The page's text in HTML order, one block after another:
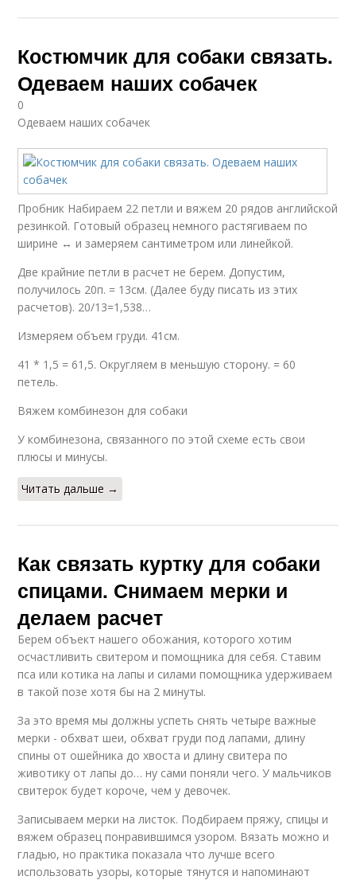
Костюмчик для собаки связать.
Одеваем наших собачек
0
Одеваем наших собачек
Пробник Набираем 22 петли и вяжем 20 рядов английской
резинкой. Готовый образец немного растягиваем по
ширине ↔ и замеряем сантиметром или линейкой.
Две крайние петли в расчет не берем. Допустим,
получилось 20п. = 13см. (Далее буду писать из этих
расчетов). 20/13=1,538…
Измеряем объем груди. 41см.
41 * 1,5 = 61,5. Округляем в меньшую сторону. = 60
петель.
Вяжем комбинезон для собаки
У комбинезона, связанного по этой схеме есть свои
плюсы и минусы.
Читать дальше →
Как связать куртку для собаки
спицами. Снимаем мерки и
делаем расчет
Берем объект нашего обожания, которого хотим
осчастливить свитером и помощника для себя. Ставим
пса или котика на лапы и силами помощника удерживаем
в такой позе хотя бы на 2 минуты.
За это время мы должны успеть снять четыре важные
мерки - обхват шеи, обхват груди под лапами, длину
спины от ошейника до хвоста и длину свитера по
животику от лапы до… ну сами поняли чего. У мальчиков
свитерок будет короче, чем у девочек.
Записываем мерки на листок. Подбираем пряжу, спицы и
вяжем образец понравившимся узором. Вязать можно и
гладью, но практика показала что лучше всего
использовать узоры, которые тянутся и напоминают